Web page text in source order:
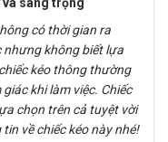
và sang trọng
có thời gian ra
nhưng không biết lựa
kéo thông thường
khi làm việc. Chiếc
chọn trên cả tuyệt vời
về chiếc kéo này nhé!